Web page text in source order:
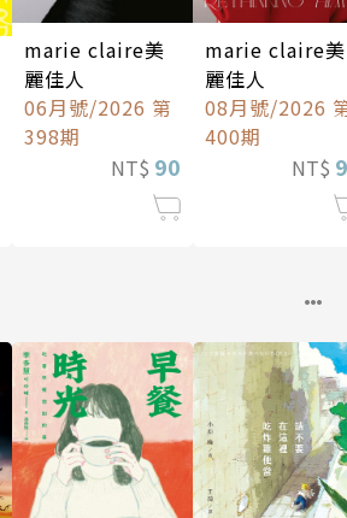
marie claire美
麗佳人
06月號/2026 第
398期
NT$ 90
marie claire美
麗佳人
08月號/2026
400期
NT$